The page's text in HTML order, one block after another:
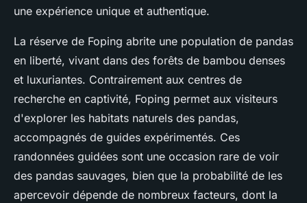
une expérience unique et authentique.
La réserve de Foping abrite une population de pandas
en liberté, vivant dans des forêts de bambou denses
et luxuriantes. Contrairement aux centres de
recherche en captivité, Foping permet aux visiteurs
d'explorer les habitats naturels des pandas,
accompagnés de guides expérimentés. Ces
randonnées guidées sont une occasion rare de voir
des pandas sauvages, bien que la probabilité de les
apercevoir dépende de nombreux facteurs, dont la